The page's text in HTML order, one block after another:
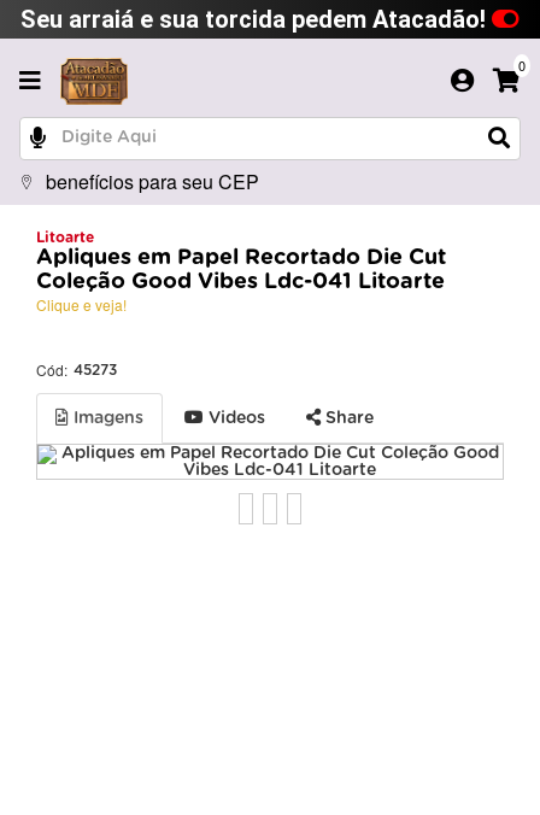
Seu arraiá e sua torcida pedem Atacadão!
0
benefícios para seu CEP
Litoarte
Apliques em Papel Recortado Die Cut
Coleção Good Vibes Ldc-041 Litoarte
Clique e veja!
Cód: 45273
Imagens Videos Share